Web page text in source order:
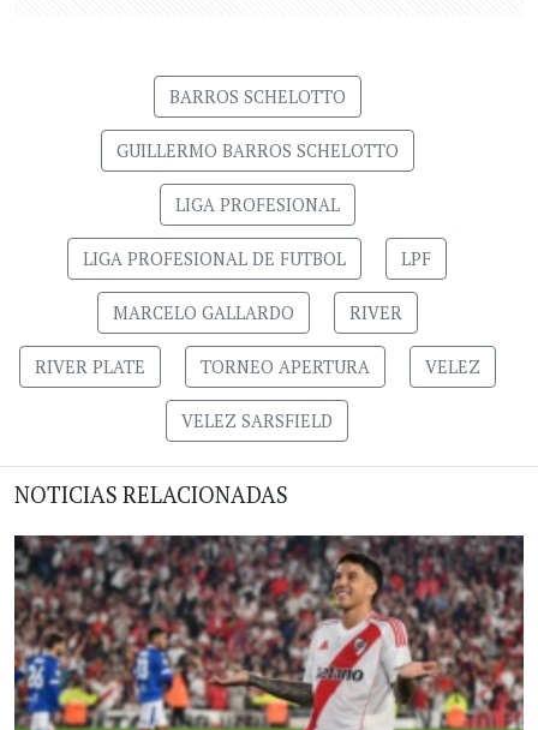
BARROS SCHELOTTO
GUILLERMO BARROS SCHELOTTO
LIGA PROFESIONAL
LIGA PROFESIONAL DE FUTBOL LPF
MARCELO GALLARDO RIVER
RIVER PLATE TORNEO APERTURA VELEZ
VELEZ SARSFIELD
NOTICIAS RELACIONADAS